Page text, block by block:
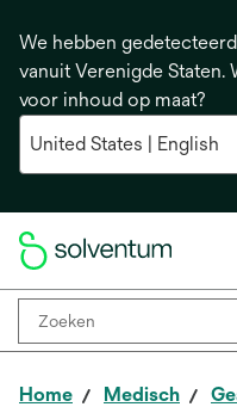
We hebben
vanuit Verenigde Staten.
voor inhoud op maat?
Home Medisch